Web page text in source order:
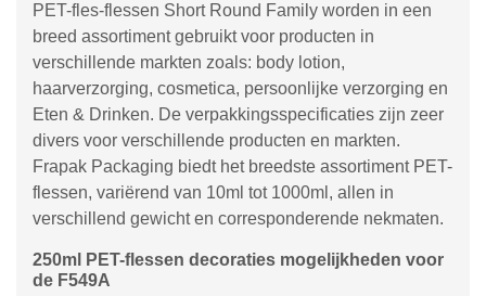
PET-fles-flessen Short Round Family worden in een
breed assortiment gebruikt voor producten in
verschillende markten zoals: body lotion,
haarverzorging, cosmetica, persoonlijke verzorging en
Eten & Drinken. De verpakkingsspecificaties zijn zeer
divers voor verschillende producten en markten.
Frapak Packaging biedt het breedste assortiment PET-
flessen, variërend van 10ml tot 1000ml, allen in
verschillend gewicht en corresponderende nekmaten.
250ml PET-flessen decoraties mogelijkheden voor
de F549A